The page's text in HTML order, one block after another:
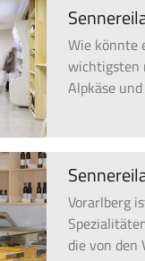
Wie könnte
wichtigsten
Alpkäse
Vorarlberg
die von